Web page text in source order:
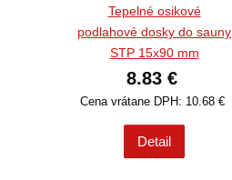
Tepelné osikové
podlahové dosky do sauny
STP 15x90 mm
8.83 €
Cena vrátane DPH: 10.68 €
Detail